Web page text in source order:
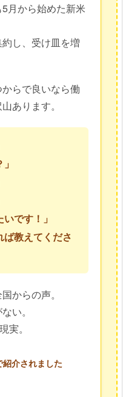
月から始めた新米
し、受け皿を増
らで良いなら働
あります。
です！」
ば教えてくださ
からの声。
い。
実。
介されました